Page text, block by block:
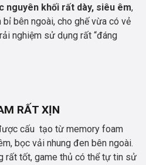
nguyên khối rất dày, siêu êm,
bên ngoài, cho ghế vừa có vẻ
nghiệm sử dụng rất “đáng
RẤT XỊN
cấu tạo từ memory foam
bọc vải nhung đen bên ngoài.
rất tốt, game thủ có thể tự tin sử